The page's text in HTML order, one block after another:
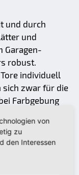
und durch
und
Garagen-
robust.
individuell
sich zwar für die
Farbgebung
Flair und
Die
mit
von
zu
den Interessen